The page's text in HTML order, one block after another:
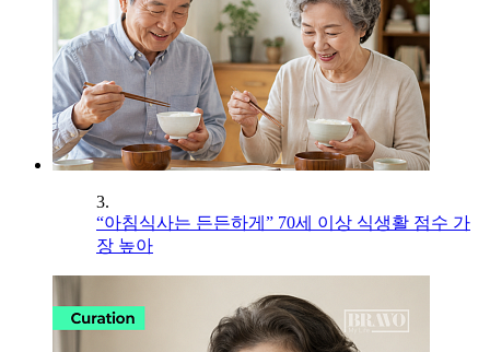
3.
“아침식사는 든든하게” 70세 이상 식생활 점수 가
장 높아